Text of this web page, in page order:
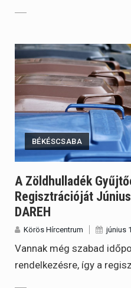
BÉKÉSCSABA
A Zöldhulladék
Regisztrációját
DAREH
Körös Hírcentrum június
Vannak még szabad
rendelkezésre, így a